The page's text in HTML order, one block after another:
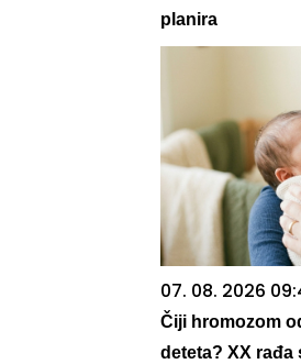
planira
07. 08. 2026
Čiji hromozom
deteta? XX rađa